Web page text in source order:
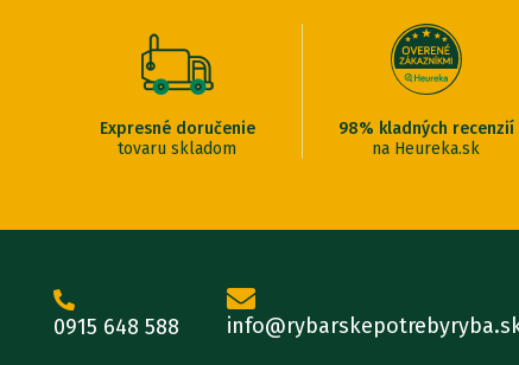
Expresné doručenie
tovaru skladom
98% kladných recenzií
na Heureka.sk
0915 648 588